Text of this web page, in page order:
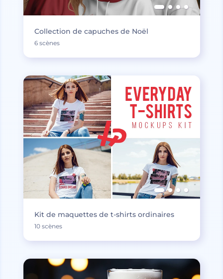
Collection de capuches de Noël
6 scènes
Kit de maquettes de t-shirts ordinaires
10 scènes